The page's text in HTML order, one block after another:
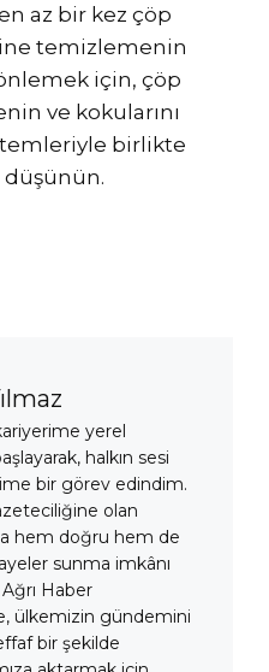
az bir kez çöp
temizlemenin
için, çöp
ve kokularını
birlikte
düşünün.
yerel
halkın sesi
bir görev edindim.
olan
hem doğru hem de
sunma imkânı
Ağrı Haber
ülkemizin gündemini
bir şekilde